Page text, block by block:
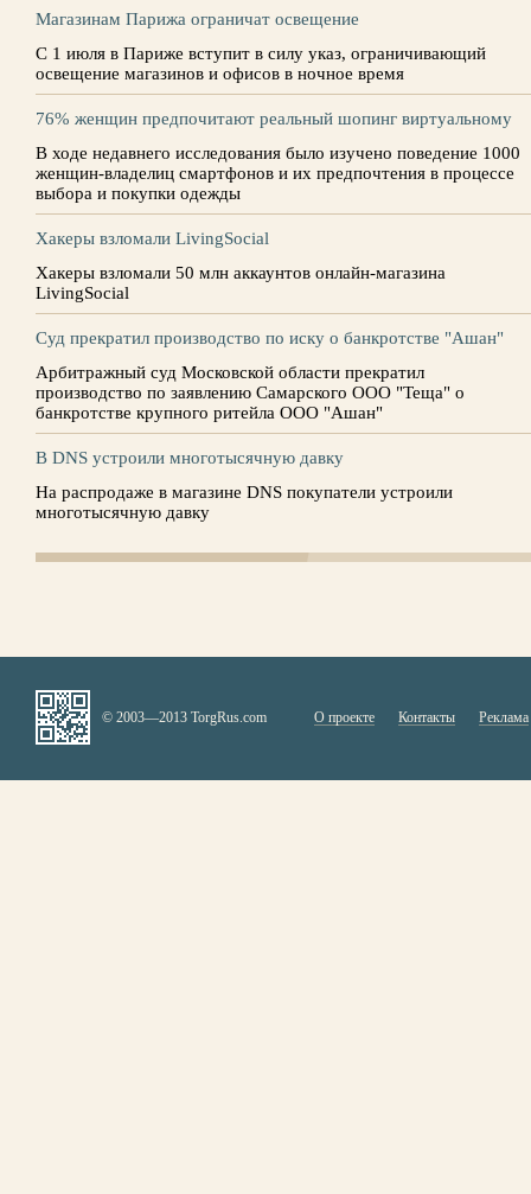
Магазинам Парижа ограничат освещение
С 1 июля в Париже вступит в силу указ, ограничивающий
освещение магазинов и офисов в ночное время
76% женщин предпочитают реальный шопинг виртуальному
В ходе недавнего исследования было изучено поведение 1000
женщин-владелиц смартфонов и их предпочтения в процессе
выбора и покупки одежды
Хакеры взломали LivingSocial
Хакеры взломали 50 млн аккаунтов онлайн-магазина
LivingSocial
Суд прекратил производство по иску о банкротстве "Ашан"
Арбитражный суд Московской области прекратил
производство по заявлению Самарского ООО "Теща" о
банкротстве крупного ритейла ООО "Ашан"
В DNS устроили многотысячную давку
На распродаже в магазине DNS покупатели устроили
многотысячную давку
© 2003—2013 TorgRus.com О проекте Контакты Реклама